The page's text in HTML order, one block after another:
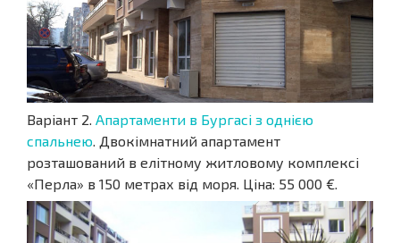
Варіант 2. Апартаменти в Бургасі з однією
спальнею. Двокімнатний апартамент
розташований в елітному житловому комплексі
«Перла» в 150 метрах від моря. Ціна: 55 000 €.